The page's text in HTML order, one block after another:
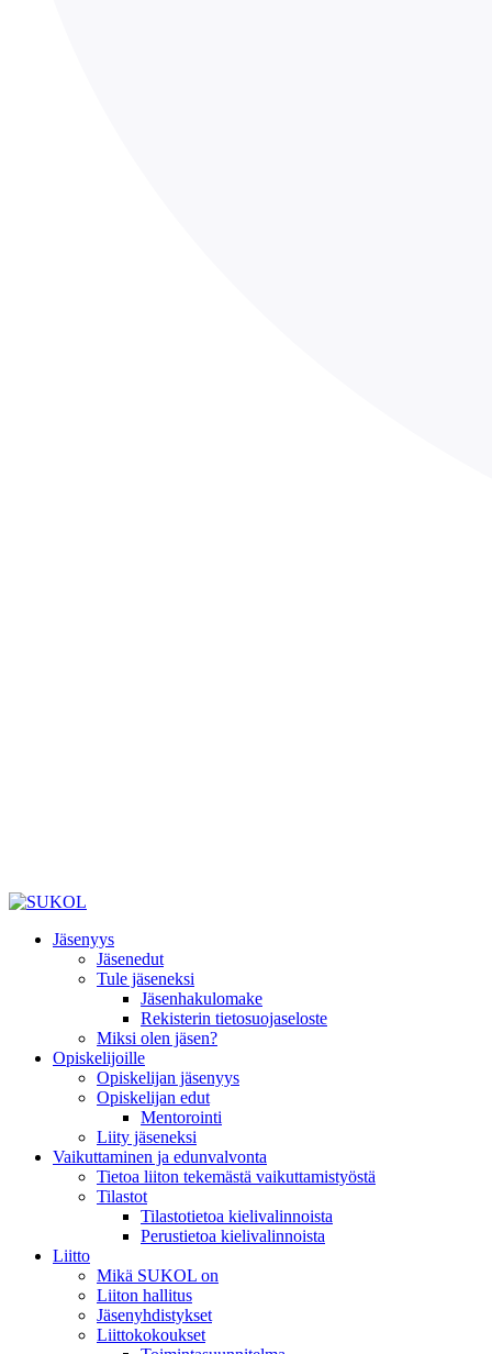
Jäsenyys
Jäsenedut
Tule jäseneksi
Jäsenhakulomake
Rekisterin tietosuojaseloste
Miksi olen jäsen?
Opiskelijoille
Opiskelijan jäsenyys
Opiskelijan edut
Mentorointi
Liity jäseneksi
Vaikuttaminen ja edunvalvonta
Tietoa liiton tekemästä vaikuttamistyöstä
Tilastot
Tilastotietoa kielivalinnoista
Perustietoa kielivalinnoista
Liitto
Mikä SUKOL on
Liiton hallitus
Jäsenyhdistykset
Liittokokoukset